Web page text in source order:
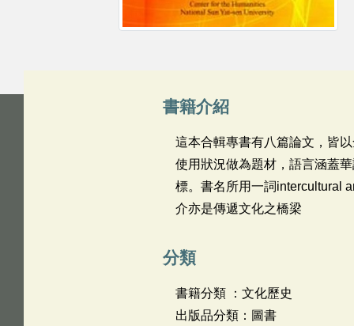
書籍介紹
這本合輯專書有八篇論文，皆
使用狀況做為題材，語言涵蓋
標。書名所用一詞intercultural
介亦是傳遞文化之橋梁
分類
書籍分類 ：文化歷史
出版品分類：圖書